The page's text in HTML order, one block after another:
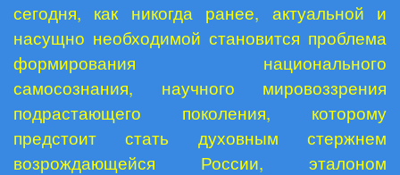
сегодня, как никогда ранее, актуальной и
насущно необходимой становится проблема
формирования национального
самосознания, научного мировоззрения
подрастающего поколения, которому
предстоит стать духовным стержнем
возрождающейся России, эталоном